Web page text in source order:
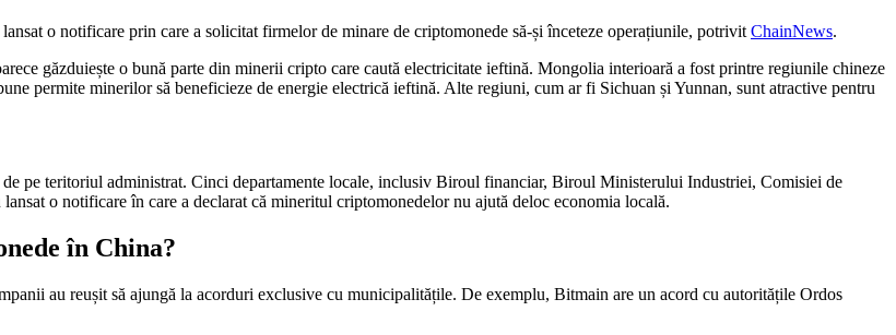
o notificare prin care a solicitat firmelor de minare de criptomonede să-și înceteze operațiunile, potrivit ChainNews.
găzduiește o bună parte din minerii cripto care caută electricitate ieftină. Mongolia interioară a fost printre regiunile chineze
permite minerilor să beneficieze de energie electrică ieftină. Alte regiuni, cum ar fi Sichuan și Yunnan, sunt atractive pentru
pe teritoriul administrat. Cinci departamente locale, inclusiv Biroul financiar, Biroul Ministerului Industriei, Comisiei de
o notificare în care a declarat că mineritul criptomonedelor nu ajută deloc economia locală.
în China?
au reușit să ajungă la acorduri exclusive cu municipalitățile. De exemplu, Bitmain are un acord cu autoritățile Ordos